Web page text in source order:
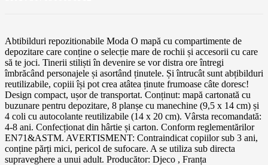
Abtibilduri repozitionabile Moda O mapă cu compartimente de
depozitare care conține o selecție mare de rochii și accesorii cu care
să te joci. Tinerii stiliști în devenire se vor distra ore întregi
îmbrăcând personajele și asortând ținutele. Și întrucât sunt abțibilduri
reutilizabile, copiii își pot crea atâtea ținute frumoase câte doresc!
Design compact, ușor de transportat. Conținut: mapă cartonată cu
buzunare pentru depozitare, 8 planșe cu manechine (9,5 x 14 cm) și
4 coli cu autocolante reutilizabile (14 x 20 cm). Vârsta recomandată:
4-8 ani. Confecționat din hârtie și carton. Conform reglementărilor
EN71&ASTM. AVERTISMENT: Contraindicat copiilor sub 3 ani,
conține părți mici, pericol de sufocare. A se utiliza sub directa
supraveghere a unui adult. Producător: Djeco , Franța